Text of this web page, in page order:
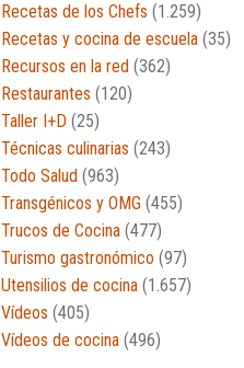
Recetas de los Chefs (1.259)
Recetas y cocina de escuela (35)
Recursos en la red (362)
Restaurantes (120)
Taller I+D (25)
Técnicas culinarias (243)
Todo Salud (963)
Transgénicos y OMG (455)
Trucos de Cocina (477)
Turismo gastronómico (97)
Utensilios de cocina (1.657)
Vídeos (405)
Vídeos de cocina (496)